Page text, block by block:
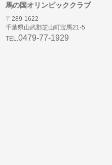
馬の国オリンピッククラブ
〒289-1622
千葉県山武郡芝山町宝馬21-5
TEL.0479-77-1929